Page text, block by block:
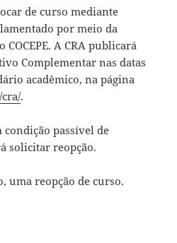
de curso mediante
por meio da
COCEPE. A CRA publicará
Complementar nas datas
acadêmico, na página
.
passível de
solicitar reopção.
uma reopção de curso.